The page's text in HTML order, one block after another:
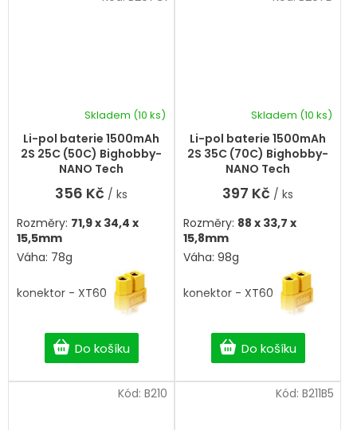
Li-pol baterie 1500mAh
2S 25C (50C) Bighobby-
NANO Tech
hodnocení
produktu
hvězdiček.
Skladem (10 ks)
356 Kč / ks
Do košíku
Rozměry: 71,9 x 34,4 x
15,5mm
Váha: 78g
konektor - XT60
Li-pol baterie 1500mAh
2S 35C (70C) Bighobby-
NANO Tech
Skladem (10 ks)
397 Kč / ks
Do košíku
Rozměry: 88 x 33,7 x
15,8mm
Váha: 98g
konektor - XT60
Kód: B210 Kód: B211B5